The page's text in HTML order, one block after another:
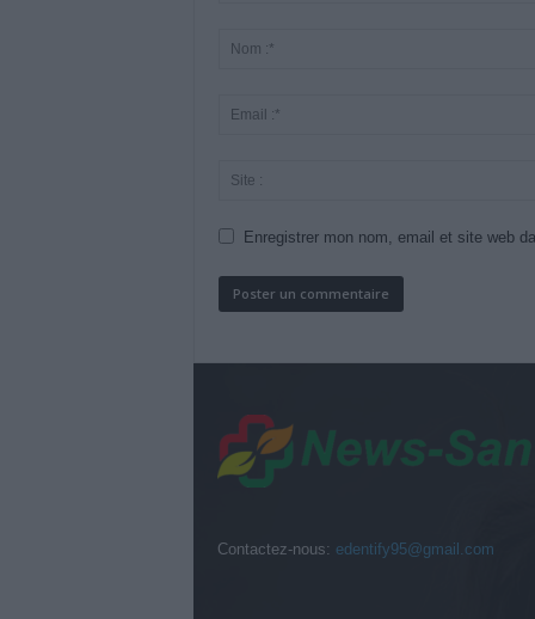
Enregistrer mon nom, email et site web
Contactez-nous: edentify95@gmail.com